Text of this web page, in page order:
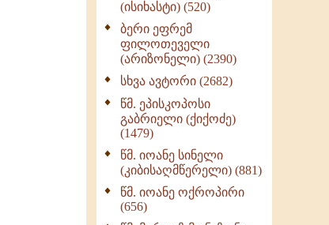
ქადაგებანი გაბრიელ
ეპისკოპოსისა - II ტომი
(370)
სულიერი ცხოვრების
სახელმძღვანელო -
ნაწილი II (369)
ღმერთი და ადამიანები
(287)
ბერის დიადემა (278)
მონაზვნური
გამოცდილების
(ისიხასტი) (520)
ბერი ეფრემ
ფილოთეველი
(არიზონელი) (2390)
სხვა ავტორი (2682)
წმ. ეპისკოპოსი
გაბრიელი (ქიქოძე)
(1479)
წმ. იოანე სინელი
(კიბისაღმწერელი) (881)
წმ. იოანე ოქროპირი
(656)